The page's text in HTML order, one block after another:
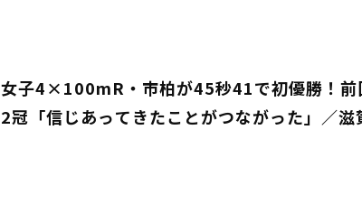
女子4×100mR・市柏が45秒41で初優勝！前
2冠「信じあってきたことがつながった」／滋